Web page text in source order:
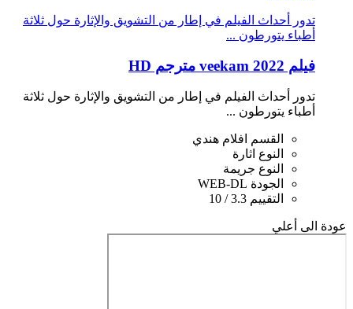
تدور أحداث الفيلم في إطار من التشويق والإثارة حول ثلاثة
أطباء يتورطون ...
فيلم veekam 2022 مترجم HD
تدور أحداث الفيلم في إطار من التشويق والإثارة حول ثلاثة
أطباء يتورطون ...
القسم
افلام هندي
النوع اثارة
النوع جريمة
الجودة WEB-DL
التقييم 3.3 / 10
عودة الى أعلي